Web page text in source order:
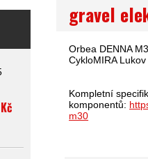
gravel
Orbea DENNA
CykloMIRA Lukov
Kompletní
komponentů:
m30